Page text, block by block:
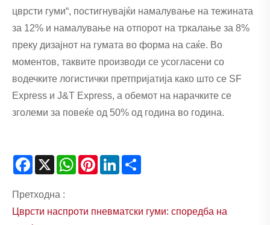
цврсти гуми“, постигнувајќи намалување на тежината
за 12% и намалување на отпорот на тркалање за 8%
преку дизајнот на гумата во форма на саќе. Во
моментов, таквите производи се усогласени со
водечките логистички претпријатија како што се SF
Express и J&T Express, а обемот на нарачките се
зголеми за повеќе од 50% од година во година.
Facebook
X WhatsAppPinterestLinkedIn
Претходна :
Цврсти наспроти пневматски гуми: споредба на